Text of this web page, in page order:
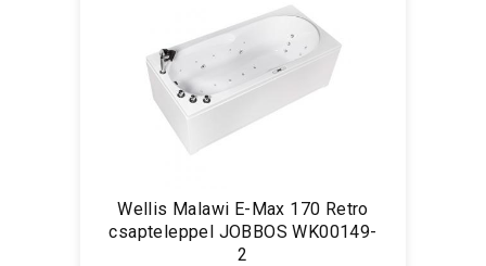
Wellis Malawi E-Max 170 Retro
csapteleppel JOBBOS WK00149-
2